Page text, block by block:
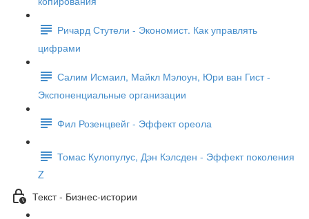
Ричард Стутели - Экономист. Как управлять
цифрами
Салим Исмаил, Майкл Мэлоун, Юри ван Гист -
Экспоненциальные организации
Фил Розенцвейг - Эффект ореола
Томас Кулопулус, Дэн Кэлсден - Эффект поколения
Z
Текст - Бизнес-истории